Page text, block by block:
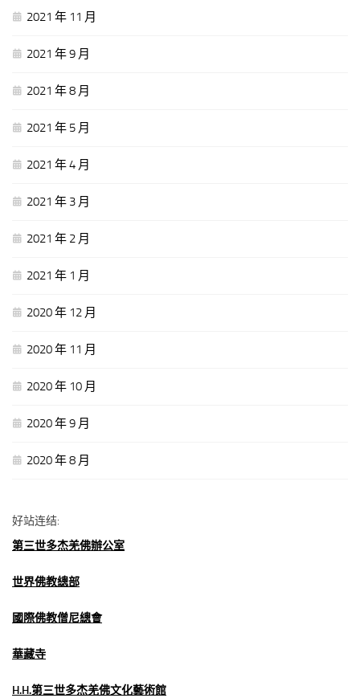
2021 年 11 月
2021 年 9 月
2021 年 8 月
2021 年 5 月
2021 年 4 月
2021 年 3 月
2021 年 2 月
2021 年 1 月
2020 年 12 月
2020 年 11 月
2020 年 10 月
2020 年 9 月
2020 年 8 月
好站连结:
第三世多杰羌佛辦公室
世界佛教總部
國際佛教僧尼總會
華藏寺
H.H.第三世多杰羌佛文化藝術館